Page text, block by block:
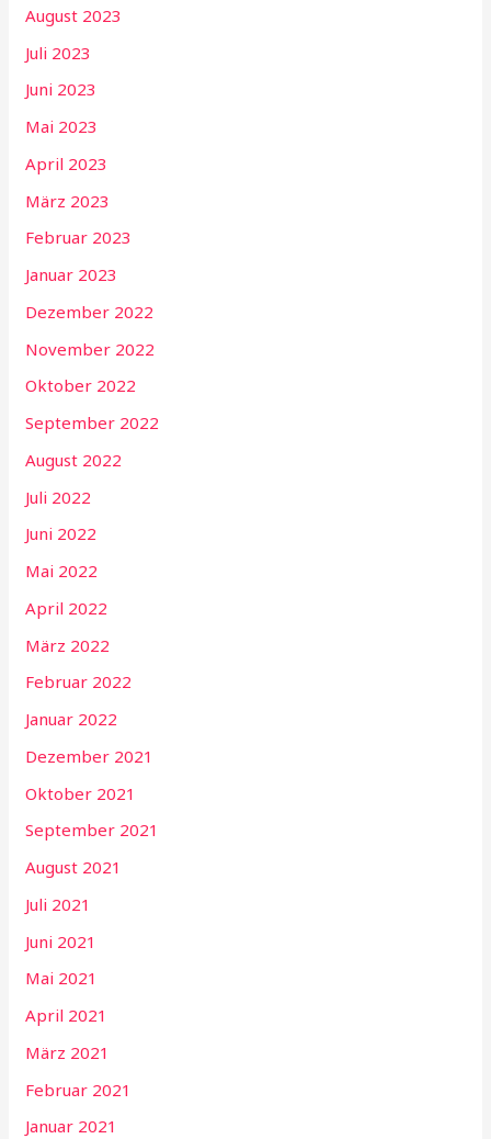
August 2023
Juli 2023
Juni 2023
Mai 2023
April 2023
März 2023
Februar 2023
Januar 2023
Dezember 2022
November 2022
Oktober 2022
September 2022
August 2022
Juli 2022
Juni 2022
Mai 2022
April 2022
März 2022
Februar 2022
Januar 2022
Dezember 2021
Oktober 2021
September 2021
August 2021
Juli 2021
Juni 2021
Mai 2021
April 2021
März 2021
Februar 2021
Januar 2021